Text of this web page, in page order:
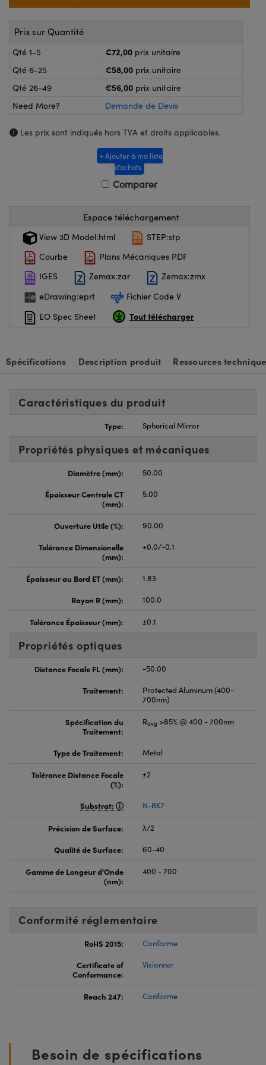
ou Coupleurs
de Poche ou à Mesure Directe
: Microscopie
Optiques Lightpath
Labs™
Optiques de SCHOTT
Prix sur Quantité
Qté 1-5 €72,00 prix unitaire
Qté 6-25
€58,00 prix unitaire
Qté 26-49
€56,00 prix unitaire
Need More?
Demande de Devis
Les prix sont indiqués hors TVA et droits applicables.
+ Ajouter à ma liste
d’achats
Comparer
Espace téléchargement
View 3D Model:html
STEP:stp
Courbe
Plans Mécaniques PDF
IGES
Zemax:zar
Zemax:zmx
eDrawing:eprt
Fichier Code V
EO Spec Sheet
Tout télécharger
Spécifications Description produit Ressources
Caractéristiques du produit
Type: Spherical Mirror
Propriétés physiques et mécaniques
Diamètre (mm):
50.00
Épaisseur Centrale CT
(mm):
5.00
Ouverture Utile (%):
90.00
Tolérance Dimensionelle
(mm):
+0.0/-0.1
Épaisseur au Bord ET (mm):
1.83
Rayon R (mm):
100.0
Tolérance Épaisseur (mm): ±0.1
Propriétés optiques
Distance Focale FL (mm):
-50.00
Traitement:
Protected Aluminum (400-
700nm)
Spécification du
Traitement:
Ravg >85% @ 400 - 700nm
Type de Traitement: Metal
Tolérance Distance Focale
(%):
±2
Substrat: N-BK7
Précision de Surface:
λ/2
Qualité de Surface:
60-40
Gamme de Longeur d'Onde
(nm):
400 - 700
Conformité réglementaire
RoHS 2015:
Conforme
Certificate of
Conformance:
Visionner
Reach 247: Conforme
Besoin de spécifications